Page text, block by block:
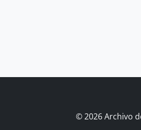
© 2026 Archivo